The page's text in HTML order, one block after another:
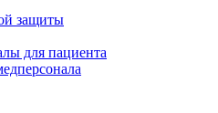
защиты
для пациента